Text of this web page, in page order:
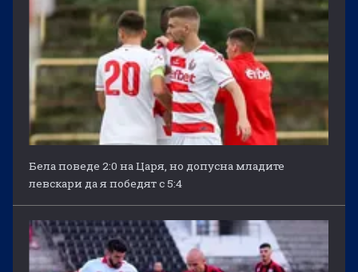
Бела поведе 2:0 на Царя, но допусна младите
левскари да я победят с 5:4